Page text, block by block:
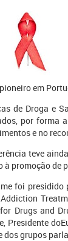
em
de Droga e
por forma
e no
teve
à promoção de
foi presidido
Drugs and
Presidente
dos grupos